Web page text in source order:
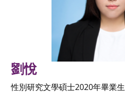
劉悅
性別研究文學碩士2020年畢業生